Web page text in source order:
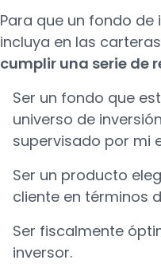
Para que un fondo de
incluya en las carteras
cumplir una serie de
Ser un fondo que
universo de
supervisado por mi
Ser un producto
cliente en términos
Ser fiscalmente
inversor.